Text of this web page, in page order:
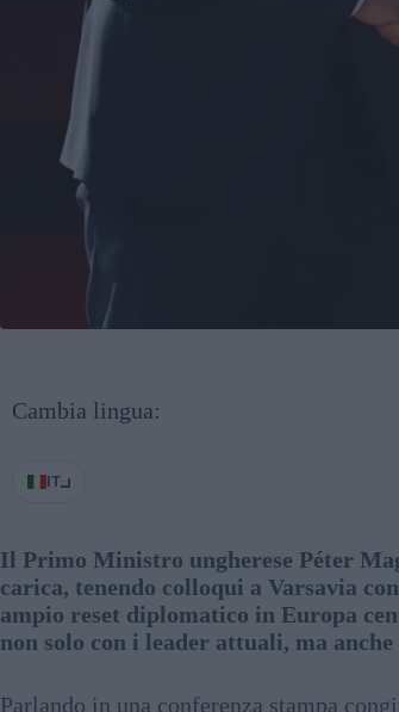
Cambia lingua:
IT
Il Primo Ministro ungherese Péter
carica, tenendo colloqui a Varsavia
ampio reset diplomatico in Europa
non solo con i leader attuali, ma anche
Parlando in una conferenza stampa